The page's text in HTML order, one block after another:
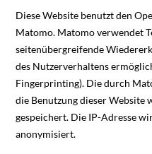
Diese Website benutzt den
Matomo. Matomo verwendet
seitenübergreifende
des Nutzerverhaltens
Fingerprinting). Die durch
die Benutzung dieser Website
gespeichert. Die IP-Adresse
anonymisiert.